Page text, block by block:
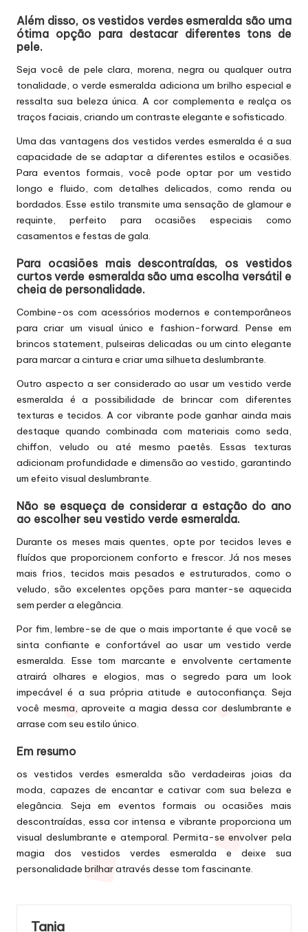
Além disso, os vestidos verdes esmeralda são uma
ótima opção para destacar diferentes tons de
pele.
Seja você de pele clara, morena, negra ou qualquer outra
tonalidade, o verde esmeralda adiciona um brilho especial e
ressalta sua beleza única. A cor complementa e realça os
traços faciais, criando um contraste elegante e sofisticado.
Uma das vantagens dos vestidos verdes esmeralda é a sua
capacidade de se adaptar a diferentes estilos e ocasiões.
Para eventos formais, você pode optar por um vestido
longo e fluido, com detalhes delicados, como renda ou
bordados. Esse estilo transmite uma sensação de glamour e
requinte, perfeito para ocasiões especiais como
casamentos e festas de gala.
Para ocasiões mais descontraídas, os vestidos
curtos verde esmeralda são uma escolha versátil e
cheia de personalidade.
Combine-os com acessórios modernos e contemporâneos
para criar um visual único e fashion-forward. Pense em
brincos statement, pulseiras delicadas ou um cinto elegante
para marcar a cintura e criar uma silhueta deslumbrante.
Outro aspecto a ser considerado ao usar um vestido verde
esmeralda é a possibilidade de brincar com diferentes
texturas e tecidos. A cor vibrante pode ganhar ainda mais
destaque quando combinada com materiais como seda,
chiffon, veludo ou até mesmo paetês. Essas texturas
adicionam profundidade e dimensão ao vestido, garantindo
um efeito visual deslumbrante.
Não se esqueça de considerar a estação do ano
ao escolher seu vestido verde esmeralda.
Durante os meses mais quentes, opte por tecidos leves e
fluídos que proporcionem conforto e frescor. Já nos meses
mais frios, tecidos mais pesados e estruturados, como o
veludo, são excelentes opções para manter-se aquecida
sem perder a elegância.
Por fim, lembre-se de que o mais importante é que você se
sinta confiante e confortável ao usar um vestido verde
esmeralda. Esse tom marcante e envolvente certamente
atrairá olhares e elogios, mas o segredo para um look
impecável é a sua própria atitude e autoconfiança. Seja
você mesma, aproveite a magia dessa cor deslumbrante e
arrase com seu estilo único.
Em resumo
os vestidos verdes esmeralda são verdadeiras joias da
moda, capazes de encantar e cativar com sua beleza e
elegância. Seja em eventos formais ou ocasiões mais
descontraídas, essa cor intensa e vibrante proporciona um
visual deslumbrante e atemporal. Permita-se envolver pela
magia dos vestidos verdes esmeralda e deixe sua
personalidade brilhar através desse tom fascinante.
Tania